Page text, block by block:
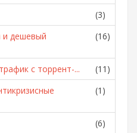
(3)
и дешевый
(16)
с торрент-...
(11)
(1)
(6)